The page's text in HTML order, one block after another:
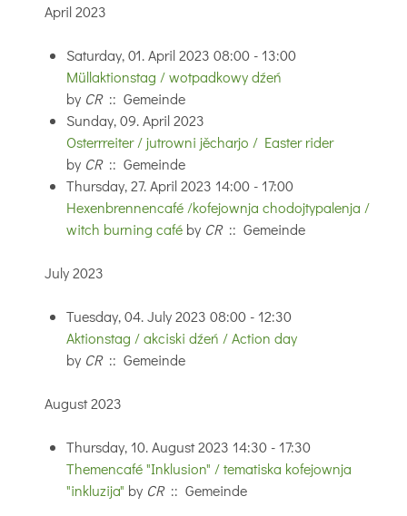
April 2023
Saturday, 01. April 2023 08:00 - 13:00
Müllaktionstag / wotpadkowy dźeń
by CR:: Gemeinde
Sunday, 09. April 2023
Osterrreiter / jutrowni jěcharjo / Easter rider
by CR:: Gemeinde
Thursday, 27. April 2023 14:00 - 17:00
Hexenbrennencafé /kofejownja chodojtypalenja /
witch burning café by CR:: Gemeinde
July 2023
Tuesday, 04. July 2023 08:00 - 12:30
Aktionstag / akciski dźeń / Action day
by CR:: Gemeinde
August 2023
Thursday, 10. August 2023 14:30 - 17:30
Themencafé "Inklusion" / tematiska kofejownja
"inkluzija" by CR:: Gemeinde